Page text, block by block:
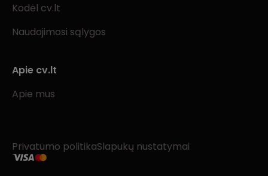
Kodėl cv.lt
Naudojimosi sąlygos
Apie cv.lt
Apie mus
Privatumo politikaSlapukų nustatymai